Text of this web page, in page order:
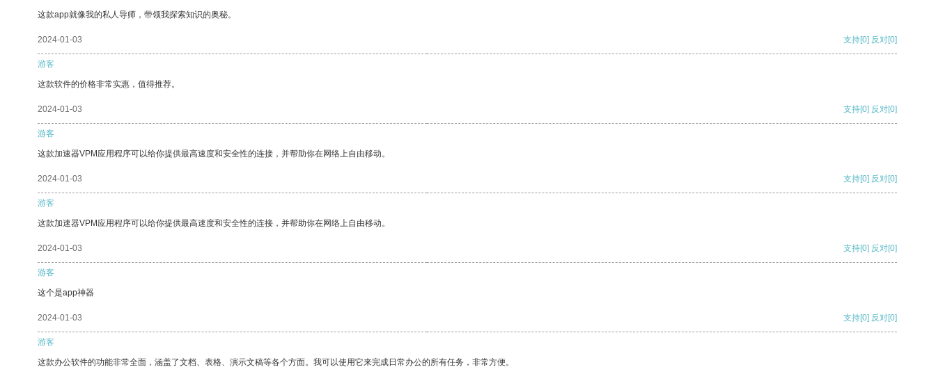
这款app就像我的私人导师，带领我探索知识的奥秘。
2024-01-03 支持[0] 反对[0]
游客
这款软件的价格非常实惠，值得推荐。
2024-01-03 支持[0] 反对[0]
游客
这款加速器VPM应用程序可以给你提供最高速度和安全性的连接，并帮助你在网络上自由移动。
2024-01-03 支持[0] 反对[0]
游客
这款加速器VPM应用程序可以给你提供最高速度和安全性的连接，并帮助你在网络上自由移动。
2024-01-03 支持[0] 反对[0]
游客
这个是app神器
2024-01-03 支持[0] 反对[0]
游客
这款办公软件的功能非常全面，涵盖了文档、表格、演示文稿等各个方面。我可以使用它来完成日常办公的所有任务，非常方便。